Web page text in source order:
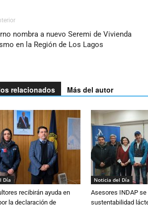
nombra a nuevo Seremi de Vivienda
en la Región de Los Lagos
relacionados Más del autor
Día
recibirán ayuda en
la declaración de
Noticia del Día
Asesores INDAP
sustentabilidad